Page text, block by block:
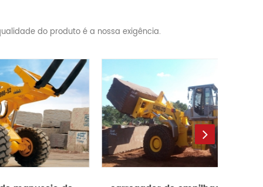
do produto é a nossa exigência.